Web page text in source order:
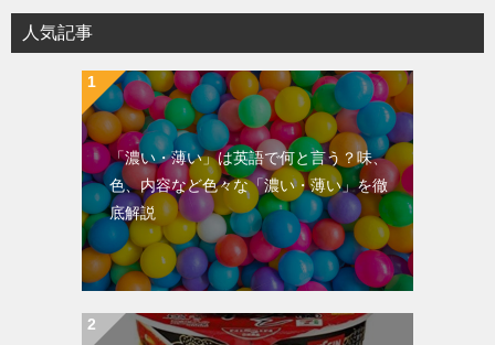
人気記事
「濃い・薄い」は英語で何と言う？味、
色、内容など色々な「濃い・薄い」を徹
底解説